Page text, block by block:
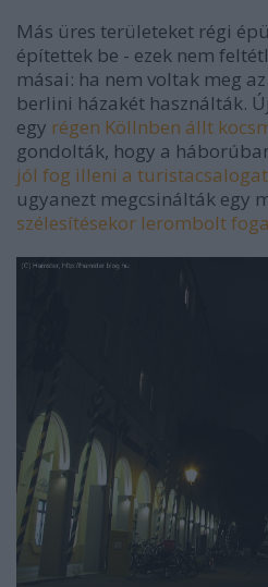
Más üres területeket régi
építettek be - ezek nem
másai: ha nem voltak meg
berlini házakét használták.
egy régen Köllnben állt
gondolták, hogy a
jól fog illeni a
ugyanezt megcsinálták egy
szélesítésekor lerombolt